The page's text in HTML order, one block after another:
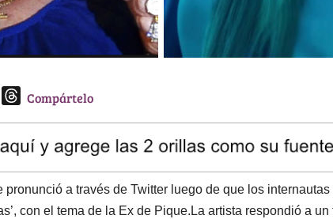
T
e
a
d
s
Compártelo
pronunció a través de Twitter luego de que los
con el tema de la Ex de Pique.La artista respondió a